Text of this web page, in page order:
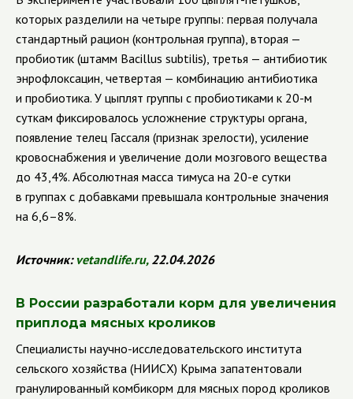
которых разделили на четыре группы: первая получала
стандартный рацион (контрольная группа), вторая —
пробиотик (штамм Bacillus subtilis), третья — антибиотик
энрофлоксацин, четвертая — комбинацию антибиотика
и пробиотика. У цыплят группы с пробиотиками к 20-м
суткам фиксировалось усложнение структуры органа,
появление телец Гассаля (признак зрелости), усиление
кровоснабжения и увеличение доли мозгового вещества
до 43,4%. Абсолютная масса тимуса на 20-е сутки
в группах с добавками превышала контрольные значения
на 6,6–8%.
Источник: vetandlife.ru,22.04.2026
В России разработали корм для увеличения
приплода мясных кроликов
Специалисты научно-исследовательского института
сельского хозяйства (НИИСХ) Крыма запатентовали
гранулированный комбикорм для мясных пород кроликов